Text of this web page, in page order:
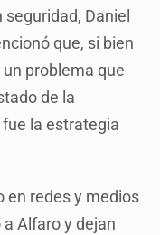
Daniel
que, si bien
problema que
de la
la estrategia
en redes y medios
Alfaro y dejan